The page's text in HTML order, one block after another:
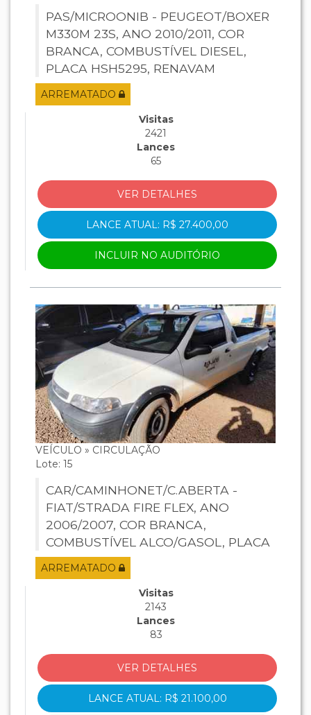
PAS/MICROONIB - PEUGEOT/BOXER
M330M 23S, ANO 2010/2011, COR
BRANCA, COMBUSTÍVEL DIESEL,
PLACA HSH5295, RENAVAM
250108399, CHASSI
936ZBXMMBB2062770, MOTOR
F1AE0481T*7088868*.
ARREMATADO
Visitas
2421
Lances
65
VER DETALHES
LANCE ATUAL: R$ 27.400,00
INCLUIR NO AUDITÓRIO
VEÍCULO » CIRCULAÇÃO
Lote: 15
CAR/CAMINHONET/C.ABERTA -
FIAT/STRADA FIRE FLEX, ANO
2006/2007, COR BRANCA,
COMBUSTÍVEL ALCO/GASOL, PLACA
HQH9963, RENAVAM 885157770,
CHASSI 9BD27801A72508881
(REMARCAR), MOTOR
178F3011*6781385*.
ARREMATADO
Visitas
2143
Lances
83
VER DETALHES
LANCE ATUAL: R$ 21.100,00